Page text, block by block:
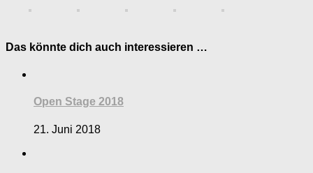
Das könnte dich auch interessieren …
Open Stage 2018
21. Juni 2018